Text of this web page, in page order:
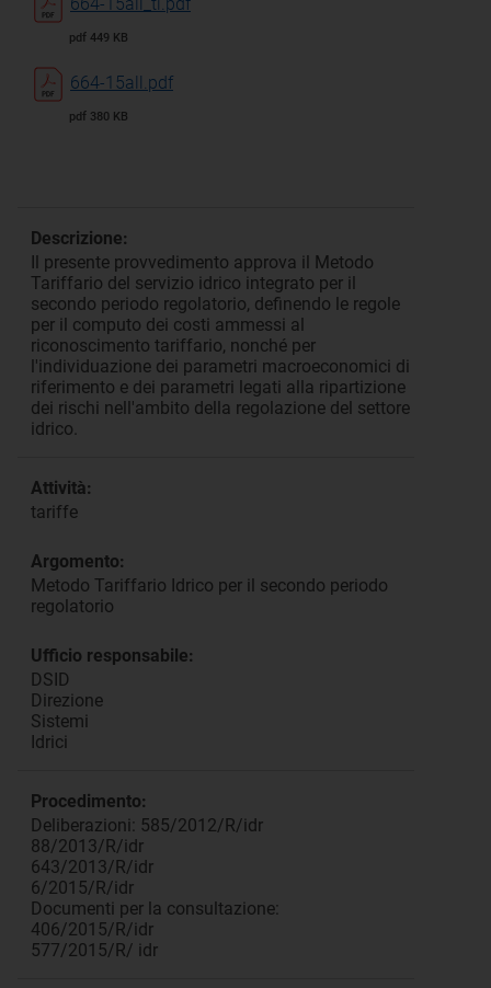
pdf 449 KB
664-15all.pdf
pdf 380 KB
Descrizione:
Il presente provvedimento approva il Metodo
Tariffario del servizio idrico integrato per il
secondo periodo regolatorio, definendo le regole
per il computo dei costi ammessi al
riconoscimento tariffario, nonché per
l'individuazione dei parametri macroeconomici di
riferimento e dei parametri legati alla ripartizione
dei rischi nell'ambito della regolazione del settore
idrico.
Attività:
tariffe
Argomento:
Metodo Tariffario Idrico per il secondo periodo
regolatorio
Ufficio responsabile:
DSID
Direzione
Sistemi
Idrici
Procedimento:
Deliberazioni: 585/2012/R/idr
88/2013/R/idr
643/2013/R/idr
6/2015/R/idr
Documenti per la consultazione:
406/2015/R/idr
577/2015/R/ idr